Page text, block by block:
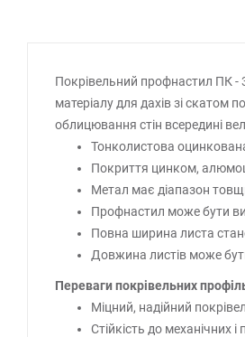
Покрівельний профнастил ПК -
матеріалу для дахів зі
облицювання стін всередині
Тонколистова
Покриття цинком,
Метал має діапазон
Профнастил може бути
Повна ширина листа
Довжина листів може
Переваги покрівельних
Міцний, надійний
Стійкість до механічних